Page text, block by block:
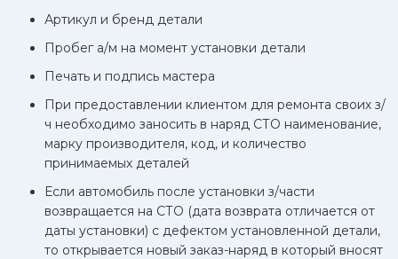
Артикул и бренд детали
Пробег а/м на момент установки детали
Печать и подпись мастера
При предоставлении клиентом для ремонта своих з/
ч необходимо заносить в наряд СТО наименование,
марку производителя, код, и количество
принимаемых деталей
Если автомобиль после установки з/части
возвращается на СТО (дата возврата отличается от
даты установки) с дефектом установленной детали,
то открывается новый заказ-наряд в который вносят